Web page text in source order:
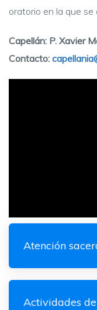
oratorio en la que se
Capellán: P. Xavier
Contacto:
Atención
Actividades